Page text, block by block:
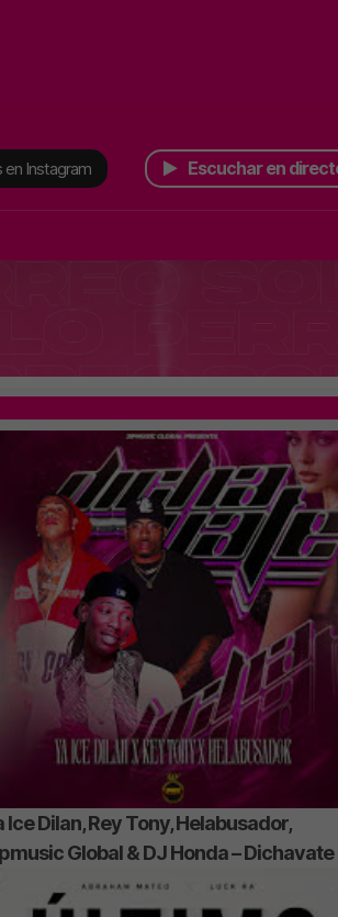
en Instagram Escuchar en
Ice Dilan, Rey Tony, Helabusador,
Global & DJ Honda – Dichavate